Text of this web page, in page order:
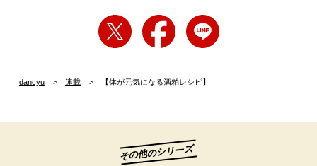
dancyu 連載 【体が元気になる酒粕レシピ】
その他のシリーズ